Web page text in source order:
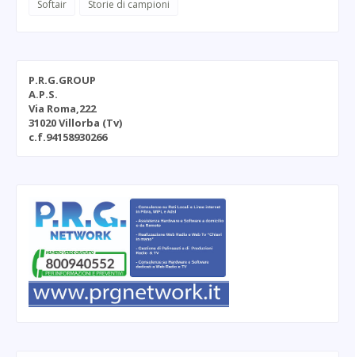
Softair
Storie di campioni
P.R.G.GROUP
A.P.S.
Via Roma,222
31020 Villorba (Tv)
c.f.94158930266